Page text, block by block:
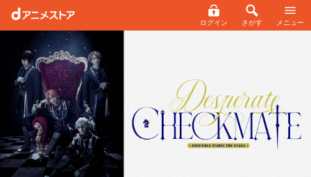
ログイン さがす メニュー